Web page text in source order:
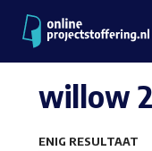
willow
ENIG RESULTAAT